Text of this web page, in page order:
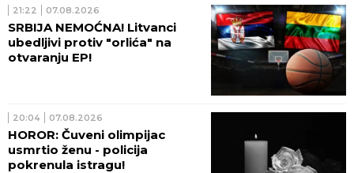
21:22 07.08.2026
SRBIJA NEMOĆNA! Litvanci
ubedljivi protiv "orlića" na
otvaranju EP!
20:04 07.08.2026
HOROR: Čuveni olimpijac
usmrtio ženu - policija
pokrenula istragu!